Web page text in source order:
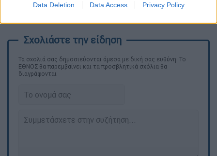
Data Deletion Data Access Privacy Policy
Τα σχολιά σας δημοσιεύονται άμεσα με δική σας ευθύνη. Το
ΕΘΝΟΣ θα παρεμβαίνει και τα προσβλητικά σχόλια θα
διαγράφονται